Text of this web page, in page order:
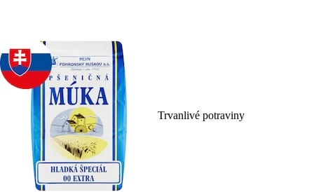
Trvanlivé potraviny